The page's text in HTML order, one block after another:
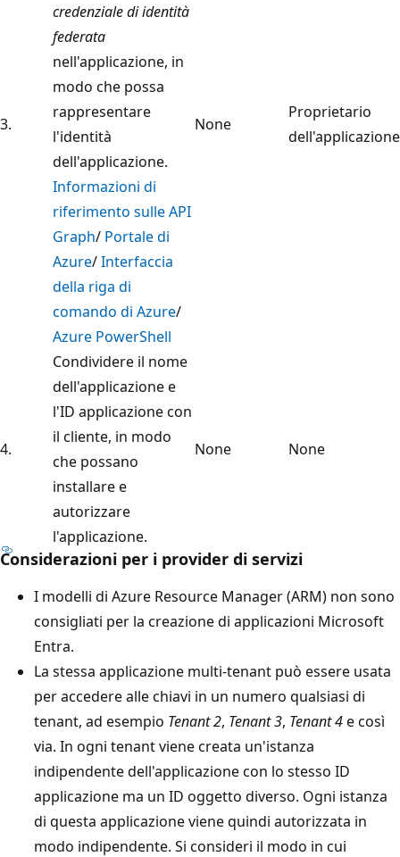
3.
credenziale di identità
federata
nell'applicazione, in
modo che possa
rappresentare
l'identità
dell'applicazione.
Informazioni di
riferimento sulle API
Graph/ Portale di
Azure/Interfaccia
della riga di
comando di Azure/
Azure PowerShell
None
Proprietario
dell'applicazione
4.
Condividere il nome
dell'applicazione e
l'ID applicazione con
il cliente, in modo
che possano
installare e
autorizzare
l'applicazione.
None None
Considerazioni per i provider di servizi
I modelli di Azure Resource Manager (ARM) non sono
consigliati per la creazione di applicazioni Microsoft
Entra.
La stessa applicazione multi-tenant può essere usata
per accedere alle chiavi in un numero qualsiasi di
tenant, ad esempio Tenant 2, Tenant 3, Tenant 4e così
via. In ogni tenant viene creata un'istanza
indipendente dell'applicazione con lo stesso ID
applicazione ma un ID oggetto diverso. Ogni istanza
di questa applicazione viene quindi autorizzata in
modo indipendente. Si consideri il modo in cui